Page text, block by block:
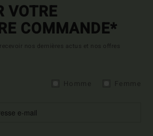
VOTRE
COMMANDE*
nos dernières actus et nos offres